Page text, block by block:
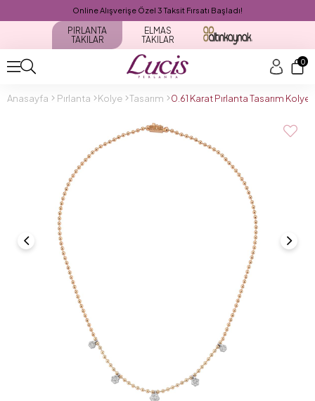
Online Alışverişe Özel 3 Taksit Fırsatı Başladı!
PIRLANTA
TAKILAR
ELMAS
TAKILAR
0
Anasayfa Pırlanta Kolye Tasarım 0.61 Karat Pırlanta Tasarım